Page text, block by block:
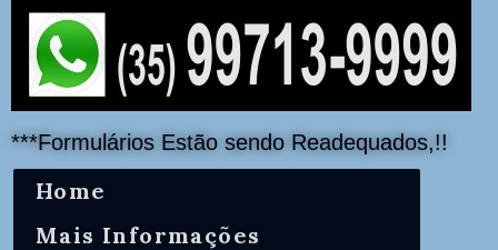
***Formulários Estão sendo Readequados,!!
Home
Mais Informações